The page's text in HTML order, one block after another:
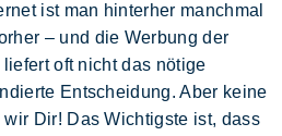
ist man hinterher manchmal
– und die Werbung der
oft nicht das nötige
Entscheidung. Aber keine
Dir! Das Wichtigste ist, dass